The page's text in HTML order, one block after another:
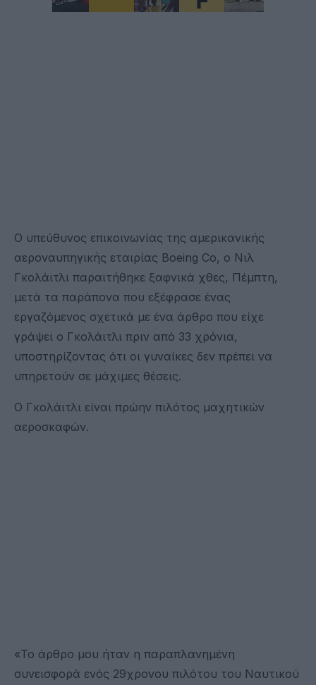
Ο υπεύθυνος επικοινωνίας της αμερικανικής
αεροναυπηγικής εταιρίας Boeing Co, ο Νιλ
Γκολάιτλι παραιτήθηκε ξαφνικά χθες, Πέμπτη,
μετά τα παράπονα που εξέφρασε ένας
εργαζόμενος σχετικά με ένα άρθρο που είχε
γράψει ο Γκολάιτλι πριν από 33 χρόνια,
υποστηρίζοντας ότι οι γυναίκες δεν πρέπει να
υπηρετούν σε μάχιμες θέσεις.
Ο Γκολάιτλι είναι πρώην πιλότος μαχητικών
αεροσκαφών.
«Το άρθρο μου ήταν η παραπλανημένη
συνεισφορά ενός 29χρονου πιλότου του Ναυτικού